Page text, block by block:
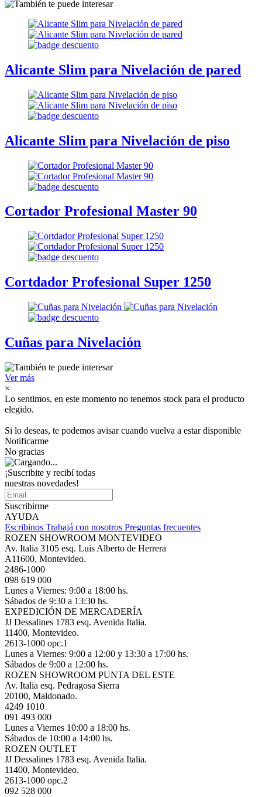
Alicante Slim para Nivelación de pared
Alicante Slim para Nivelación de piso
Cortador Profesional Master 90
Cortdador Profesional Super 1250
Cuñas para Nivelación
Ver más
×
Lo sentimos, en este momento no tenemos stock para el producto
elegido.
Si lo deseas, te podemos avisar cuando vuelva a estar disponible
Notificarme
No gracias
¡Suscribite y recibí todas
nuestras novedades!
Suscribirme
AYUDA
Escribinos Trabajá con nosotros Preguntas frecuentes
ROZEN SHOWROOM MONTEVIDEO
Av. Italia 3105 esq. Luis Alberto de Herrera
A11600, Montevideo.
2486-1000
098 619 000
Lunes a Viernes: 9:00 a 18:00 hs.
Sábados de 9:30 a 13:30 hs.
EXPEDICIÓN DE MERCADERÍA
JJ Dessalines 1783 esq. Avenida Italia.
11400, Montevideo.
2613-1000 opc.1
Lunes a Viernes: 9:00 a 12:00 y 13:30 a 17:00 hs.
Sábados de 9:00 a 12:00 hs.
ROZEN SHOWROOM PUNTA DEL ESTE
Av. Italia esq. Pedragosa Sierra
20100, Maldonado.
4249 1010
091 493 000
Lunes a Viernes 10:00 a 18:00 hs.
Sábados de 10:00 a 14:00 hs.
ROZEN OUTLET
JJ Dessalines 1783 esq. Avenida Italia.
11400, Montevideo.
2613-1000 opc.2
092 528 000